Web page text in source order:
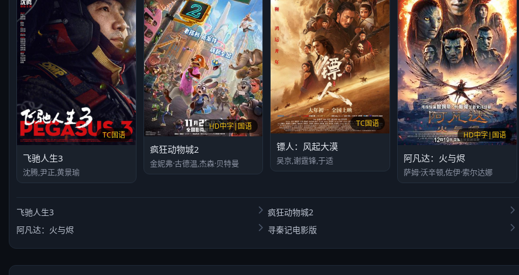
TC国语
飞驰人生3
沈腾,尹正,黄景瑜
HD中字|国语
疯狂动物城2
金妮弗·古德温,杰森·贝特曼
TC国语
镖人：风起大漠
吴京,谢霆锋,于适
HD中字|国语
阿凡达：火与烬
萨姆·沃辛顿,佐伊·索尔达娜
飞驰人生3 疯狂动物城2
阿凡达：火与烬
寻秦记电影版